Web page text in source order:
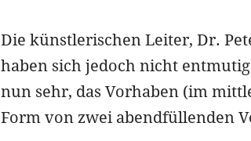
Die künstlerischen Leiter, Dr.
haben sich jedoch nicht
nun sehr, das Vorhaben (im
Form von zwei abendfüllenden